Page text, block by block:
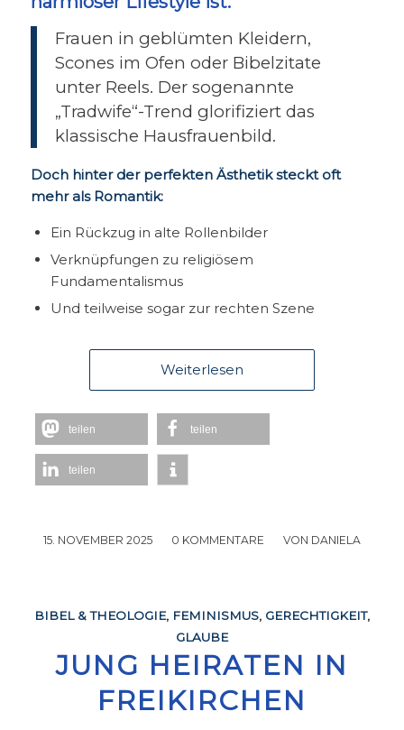
Frauen in geblümten Kleidern,
Scones im Ofen oder Bibelzitate
unter Reels. Der sogenannte
„Tradwife“-Trend glorifiziert das
klassische Hausfrauenbild.
Doch hinter der perfekten Ästhetik steckt oft
mehr als Romantik:
Ein Rückzug in alte Rollenbilder
Verknüpfungen zu religiösem
Fundamentalismus
Und teilweise sogar zur rechten Szene
Weiterlesen
teilen teilen
teilen
15. NOVEMBER 2025
/ 0 KOMMENTARE
/ VON DANIELA
BIBEL & THEOLOGIE, FEMINISMUS, GERECHTIGKEIT,
GLAUBE
JUNG HEIRATEN IN
FREIKIRCHEN